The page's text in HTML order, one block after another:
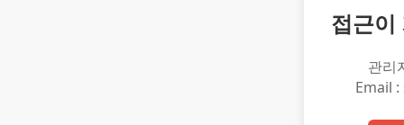
접근이
관리
Email